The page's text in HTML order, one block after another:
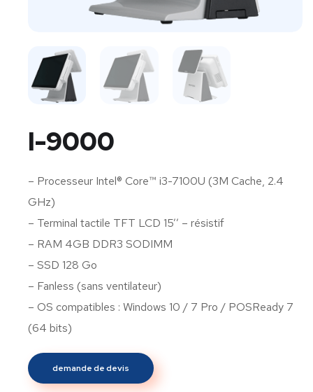
I-9000
– Processeur Intel® Core™ i3-7100U (3M Cache, 2.4
GHz)
– Terminal tactile TFT LCD 15’’ – résistif
– RAM 4GB DDR3 SODIMM
– SSD 128 Go
– Fanless (sans ventilateur)
– OS compatibles : Windows 10 / 7 Pro / POSReady 7
(64 bits)
demande de devis